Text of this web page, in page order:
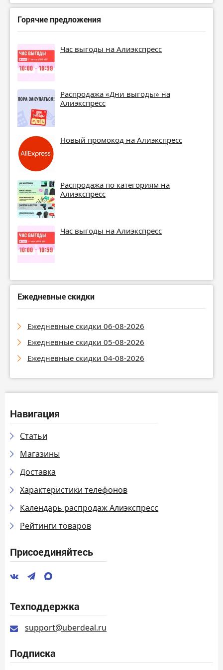
Горячие предложения
Час выгоды на Алиэкспресс
Распродажа «Дни выгоды» на
Алиэкспресс
Новый промокод на Алиэкспресс
Распродажа по категориям на
Алиэкспресс
Час выгоды на Алиэкспресс
Ежедневные скидки
Ежедневные скидки 06-08-2026
Ежедневные скидки 05-08-2026
Ежедневные скидки 04-08-2026
Навигация
Статьи
Магазины
Доставка
Характеристики телефонов
Календарь распродаж Алиэкспресс
Рейтинги товаров
Присоединяйтесь
Техподдержка
support@uberdeal.ru
Подписка